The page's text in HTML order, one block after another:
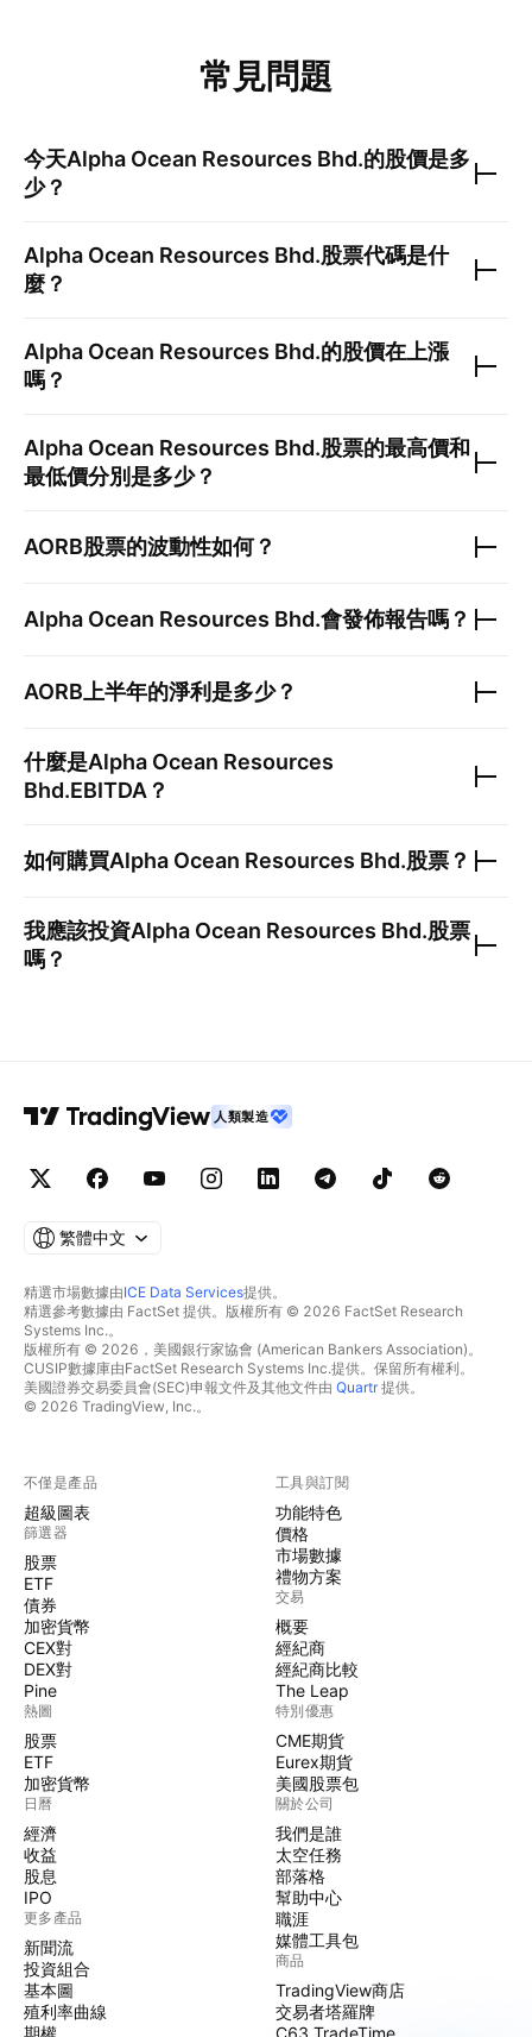
常見問題
今天Alpha Ocean Resources Bhd.的股價是多
少？
Alpha Ocean Resources Bhd.股票代碼是什
麼？
Alpha Ocean Resources Bhd.的股價在上漲
嗎？
Alpha Ocean Resources Bhd.股票的最高價和
最低價分別是多少？
AORB股票的波動性如何？
Alpha Ocean Resources Bhd.會發佈報告嗎？
AORB 上半年的淨利是多少？
什麼是Alpha Ocean Resources
Bhd.EBITDA？
如何購買Alpha Ocean Resources Bhd.股票？
我應該投資Alpha Ocean Resources Bhd.股票
嗎？
人類製造
繁體中文
精選市場數據由ICE Data Services提供。
精選參考數據由 FactSet 提供。版權所有 © 2026 FactSet Research
Systems Inc.。
版權所有 © 2026，美國銀行家協會 (American Bankers Association)。
CUSIP數據庫由FactSet Research Systems Inc.提供。保留所有權利。
美國證券交易委員會(SEC)申報文件及其他文件由 Quartr提供。
© 2026 TradingView, Inc.。
不僅是產品
超級圖表
篩選器
股票
ETF
債券
加密貨幣
CEX對
DEX對
Pine
熱圖
股票
ETF
加密貨幣
日曆
經濟
收益
股息
IPO
更多產品
新聞流
投資組合
基本圖
殖利率曲線
期權
工具與訂閱
功能特色
價格
市場數據
禮物方案
交易
概要
經紀商
經紀商比較
The Leap
特別優惠
CME期貨
Eurex期貨
美國股票包
關於公司
我們是誰
太空任務
部落格
幫助中心
職涯
媒體工具包
商品
TradingView商店
交易者塔羅牌
C63 TradeTime